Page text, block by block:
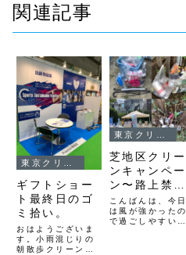
関連記事
ギフトショー
ト最終日のゴ
ミ拾い。
おはようございま
す。小雨混じりの
朝散歩クリーンナ
芝地区クリー
ンキャンペー
ン〜路上禁煙
ゼロのまち〜
こんばんは、今日
は風が強かったの
で過ごしやすい１